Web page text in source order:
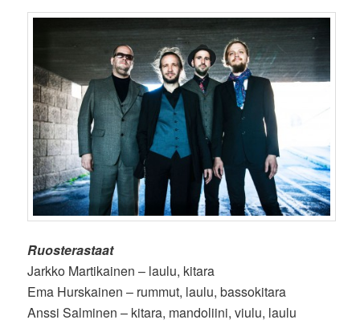
Ruosterastaat
Jarkko Martikainen – laulu, kitara
Ema Hurskainen – rummut, laulu, bassokitara
Anssi Salminen – kitara, mandoliini, viulu, laulu